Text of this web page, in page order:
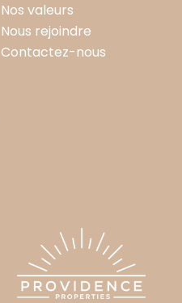
Nos valeurs
Nous rejoindre
Contactez-nous